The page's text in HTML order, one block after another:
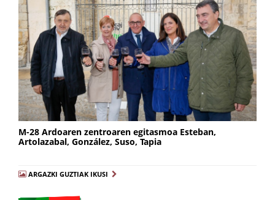
M-28 Ardoaren zentroaren egitasmoa Esteban,
Artolazabal, González, Suso, Tapia
ARGAZKI GUZTIAK IKUSI